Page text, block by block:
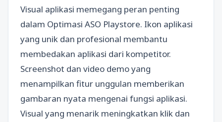
Visual aplikasi memegang peran penting
dalam Optimasi ASO Playstore. Ikon aplikasi
yang unik dan profesional membantu
membedakan aplikasi dari kompetitor.
Screenshot dan video demo yang
menampilkan fitur unggulan memberikan
gambaran nyata mengenai fungsi aplikasi.
Visual yang menarik meningkatkan klik dan